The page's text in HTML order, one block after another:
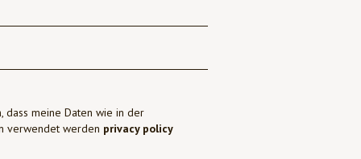
dass meine Daten wie in der
verwendet werden privacy policy